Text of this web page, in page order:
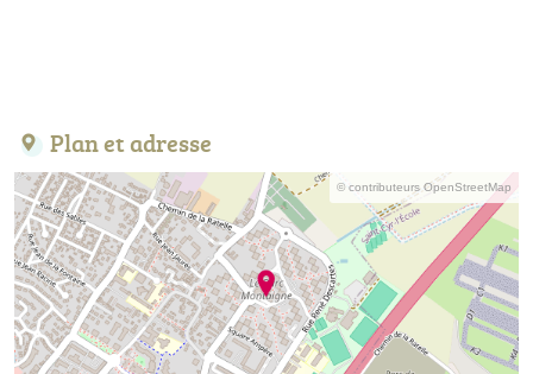
Plan et adresse
© contributeurs OpenStreetMap